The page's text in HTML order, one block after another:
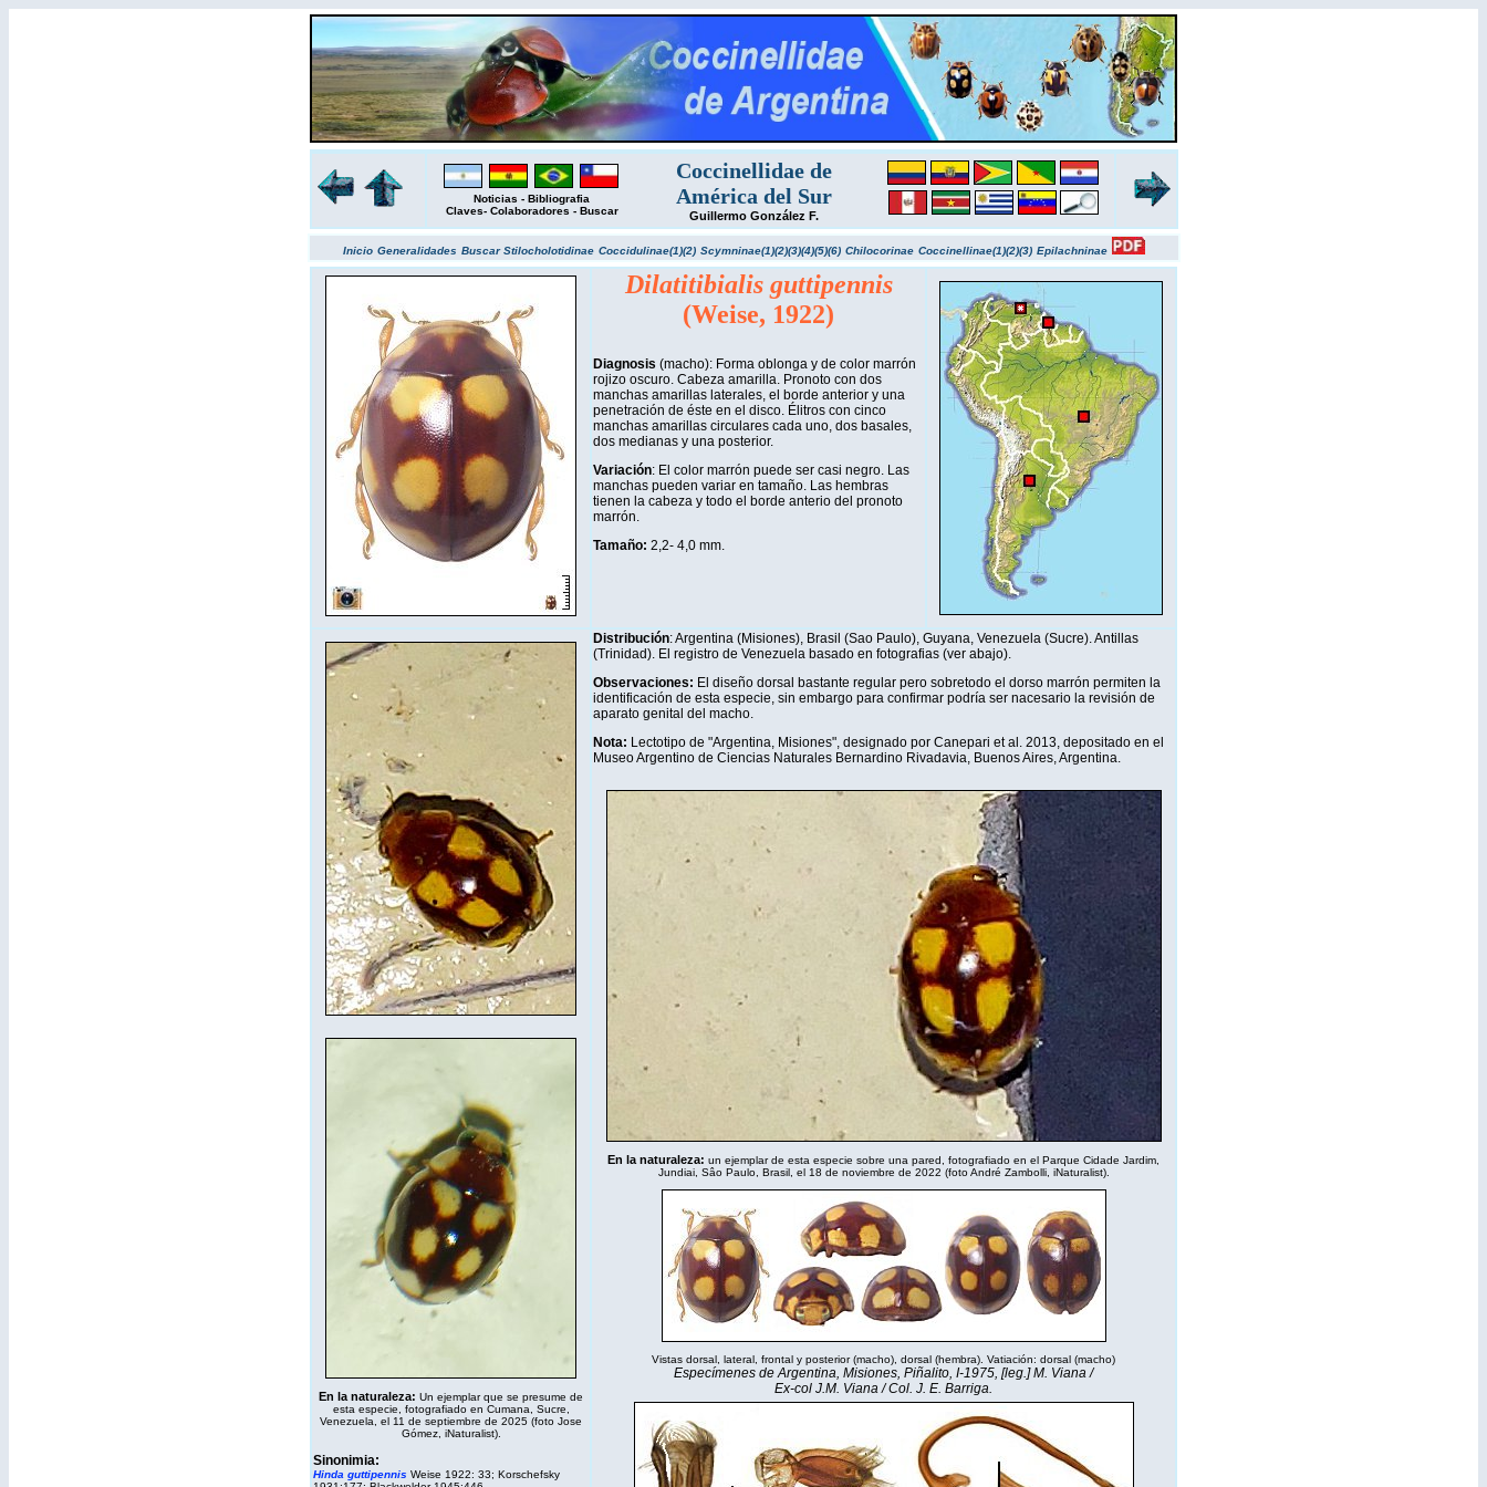
Noticias - Bibliografia
Claves- Colaboradores - Buscar
Coccinellidae de
América del Sur
Guillermo González F.
Inicio Generalidades BuscarStilocholotidinae Coccidulinae(1)(2) Scymninae(1)(2)(3)(4)(5)(6) Chilocorinae Coccinellinae(1)(2)(3) Epilachninae
Dilatitibialis guttipennis
(Weise, 1922)
Diagnosis (macho): Forma oblonga y de color marrón
rojizo oscuro. Cabeza amarilla. Pronoto con dos
manchas amarillas laterales, el borde anterior y una
penetración de éste en el disco. Élitros con cinco
manchas amarillas circulares cada uno, dos basales,
dos medianas y una posterior.
Variación: El color marrón puede ser casi negro. Las
manchas pueden variar en tamaño. Las hembras
tienen la cabeza y todo el borde anterio del pronoto
marrón.
Tamaño: 2,2- 4,0 mm.
En la naturaleza: Un ejemplar que se presume de
esta especie, fotografiado en Cumana, Sucre,
Venezuela, el 11 de septiembre de 2025 (foto Jose
Gómez, iNaturalist).
Sinonimia:
Hinda guttipennis Weise 1922: 33; Korschefsky
Distribución: Argentina (Misiones), Brasil (Sao Paulo), Guyana, Venezuela (Sucre). Antillas
(Trinidad). El registro de Venezuela basado en fotografias (ver abajo).
Observaciones: El diseño dorsal bastante regular pero sobretodo el dorso marrón permiten la
identificación de esta especie, sin embargo para confirmar podría ser nacesario la revisión de
aparato genital del macho.
Nota: Lectotipo de "Argentina, Misiones", designado por Canepari et al. 2013, depositado en el
Museo Argentino de Ciencias Naturales Bernardino Rivadavia, Buenos Aires, Argentina.
En la naturaleza: un ejemplar de esta especie sobre una pared, fotografiado en el Parque Cidade Jardim,
Jundiai, Sâo Paulo, Brasil, el 18 de noviembre de 2022 (foto André Zambolli, iNaturalist).
Vistas dorsal, lateral, frontal y posterior (macho), dorsal (hembra). Vatiación: dorsal (macho)
Especímenes de Argentina, Misiones, Piñalito, I-1975, [leg.] M. Viana /
Ex-col J.M. Viana / Col. J. E. Barriga.